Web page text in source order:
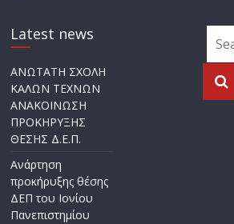
Latest news
ΑΝΩΤΑΤΗ ΣΧΟΛΗ
ΚΑΛΩΝ ΤΕΧΝΩΝ
ΑΝΑΚΟΙΝΩΣΗ
ΠΡΟΚΗΡΥΞΗΣ
ΘΕΣΗΣ Δ.Ε.Π.
Ανάρτηση
προκήρυξης θέσης
ΔΕΠ του Ιονίου
Πανεπιστημίου